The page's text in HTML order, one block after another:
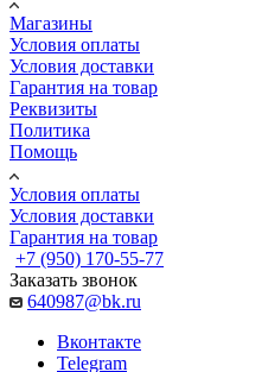
Магазины
Условия оплаты
Условия доставки
Гарантия на товар
Реквизиты
Политика
Помощь
Условия оплаты
Условия доставки
Гарантия на товар
+7 (950) 170-55-77
Заказать звонок
640987@bk.ru
Вконтакте
Telegram